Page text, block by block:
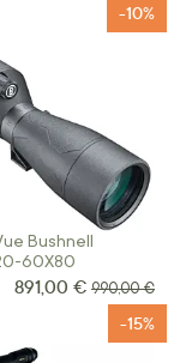
Bushnell
60X80
-10%
Prix Spécial
891,00 € Prix normal
990,00 €
-15%